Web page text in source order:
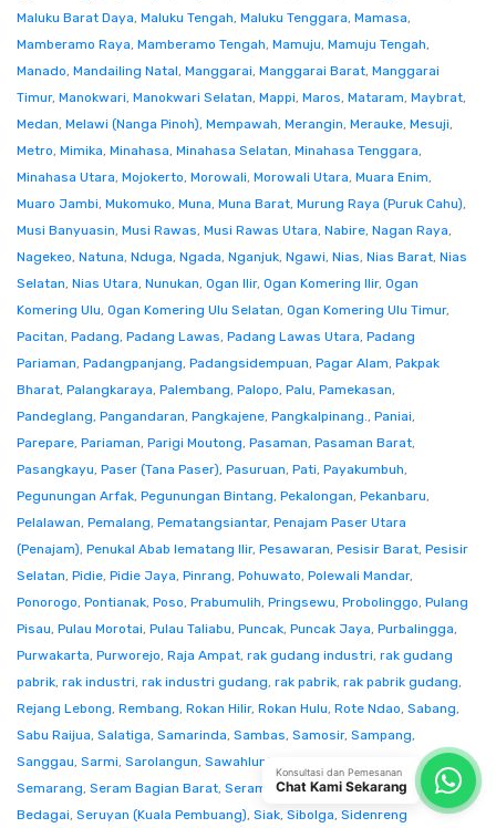
Maluku Barat Daya, Maluku Tengah, Maluku Tenggara, Mamasa,
Mamberamo Raya, Mamberamo Tengah, Mamuju, Mamuju Tengah,
Manado, Mandailing Natal, Manggarai, Manggarai Barat, Manggarai
Timur, Manokwari, Manokwari Selatan, Mappi, Maros, Mataram, Maybrat,
Medan, Melawi (Nanga Pinoh), Mempawah, Merangin, Merauke, Mesuji,
Metro, Mimika, Minahasa, Minahasa Selatan, Minahasa Tenggara,
Minahasa Utara, Mojokerto, Morowali, Morowali Utara, Muara Enim,
Muaro Jambi, Mukomuko, Muna, Muna Barat, Murung Raya (Puruk Cahu),
Musi Banyuasin, Musi Rawas, Musi Rawas Utara, Nabire, Nagan Raya,
Nagekeo, Natuna, Nduga, Ngada, Nganjuk, Ngawi, Nias, Nias Barat, Nias
Selatan, Nias Utara, Nunukan, Ogan Ilir, Ogan Komering Ilir, Ogan
Komering Ulu, Ogan Komering Ulu Selatan, Ogan Komering Ulu Timur,
Pacitan, Padang, Padang Lawas, Padang Lawas Utara, Padang
Pariaman, Padangpanjang, Padangsidempuan, Pagar Alam, Pakpak
Bharat, Palangkaraya, Palembang, Palopo, Palu, Pamekasan,
Pandeglang, Pangandaran, Pangkajene, Pangkalpinang., Paniai,
Parepare, Pariaman, Parigi Moutong, Pasaman, Pasaman Barat,
Pasangkayu, Paser (Tana Paser), Pasuruan, Pati, Payakumbuh,
Pegunungan Arfak, Pegunungan Bintang, Pekalongan, Pekanbaru,
Pelalawan, Pemalang, Pematangsiantar, Penajam Paser Utara
(Penajam), Penukal Abab lematang Ilir, Pesawaran, Pesisir Barat, Pesisir
Selatan, Pidie, Pidie Jaya, Pinrang, Pohuwato, Polewali Mandar,
Ponorogo, Pontianak, Poso, Prabumulih, Pringsewu, Probolinggo, Pulang
Pisau, Pulau Morotai, Pulau Taliabu, Puncak, Puncak Jaya, Purbalingga,
Purwakarta, Purworejo, Raja Ampat, rak gudang industri, rak gudang
pabrik, rak industri, rak industri gudang, rak pabrik, rak pabrik gudang,
Rejang Lebong, Rembang, Rokan Hilir, Rokan Hulu, Rote Ndao, Sabang,
Sabu Raijua, Salatiga, Samarinda, Sambas, Samosir, Sampang,
Sanggau, Sarmi, Sarolangun, Sawahlunto
Semarang, Seram Bagian Barat, Seram Bagian Timur,Serang Serdang
Bedagai, Seruyan (Kuala Pembuang), Siak, Sibolga, Sidenreng
Konsultasi dan Pemesanan
Chat Kami Sekarang